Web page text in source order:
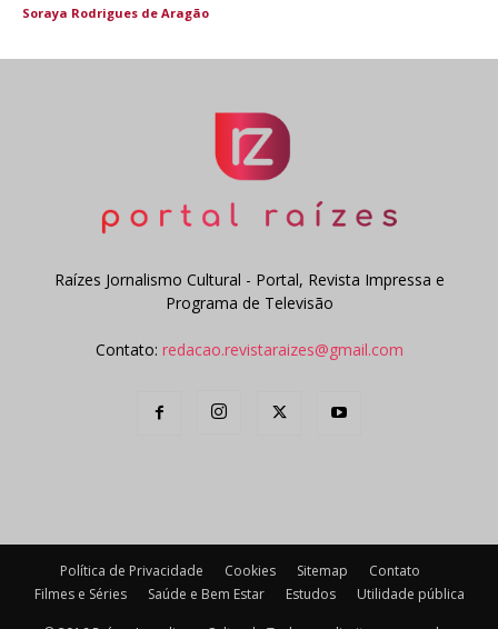
Soraya Rodrigues de Aragão
Raízes Jornalismo Cultural - Portal, Revista Impressa e
Programa de Televisão
Contato: redacao.revistaraizes@gmail.com
Política de Privacidade Cookies Sitemap
Contato
Filmes e Séries
Saúde e Bem Estar Estudos Utilidade pública